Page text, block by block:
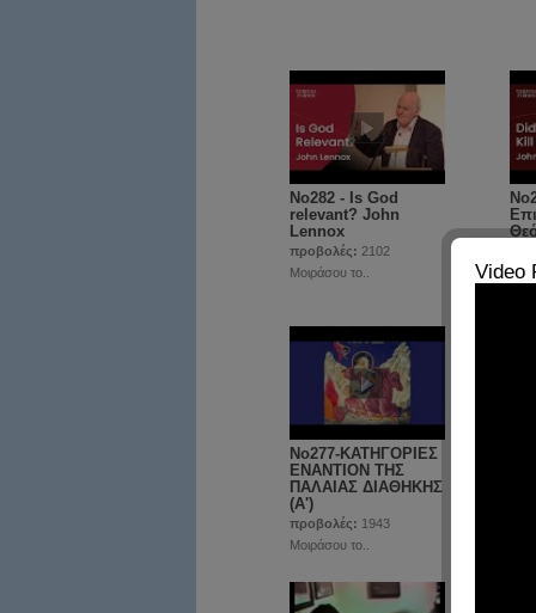
No282 - Is God
relevant? John
Lennox
προβολές: 2102
Μοιράσου το..
No277-ΚΑΤΗΓΟΡΙΕΣ
ΕΝΑΝΤΙΟΝ ΤΗΣ
ΠΑΛΑΙΑΣ ΔΙΑΘΗΚΗΣ
(Α')
προβολές: 1943
Μοιράσου το..
Video